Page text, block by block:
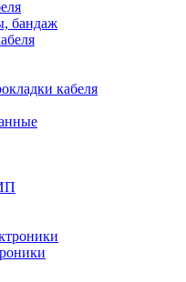
бандаж
кабеля